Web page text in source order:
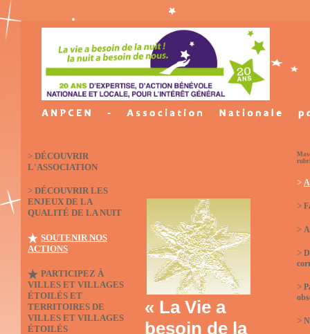
> DÉCOUVRIR
L'ASSOCIATION
> DÉCOUVRIR LES
ENJEUX DE LA
QUALITÉ DE LA NUIT
SOUTENIR NOS
ACTIONS
PARTICIPEZ À
VILLES ET VILLAGES
ÉTOILÉS ET
TERRITOIRES DE
VILLES ET VILLAGES
ÉTOILÉS
« La Vie a
besoin de la
>
>
>
>
>
>